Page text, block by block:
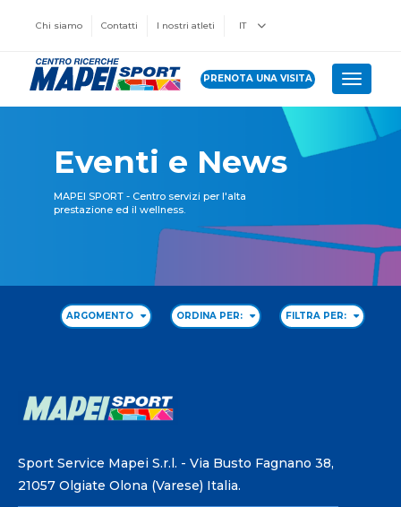
Chi siamo Contatti I nostri atleti IT
PRENOTA UNA VISITA Toggle
Eventi e News
MAPEI SPORT - Centro servizi per l'alta
prestazione ed il wellness.
ARGOMENTO ORDINA PER: FILTRA PER:
Sport Service Mapei S.r.l. - Via Busto Fagnano 38,
21057 Olgiate Olona (Varese) Italia.